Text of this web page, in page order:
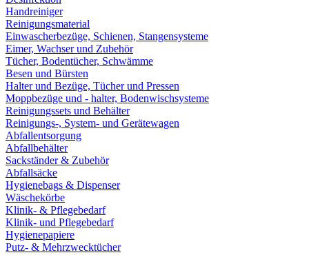
Handreiniger
Reinigungsmaterial
Einwascherbezüge, Schienen, Stangensysteme
Eimer, Wachser und Zubehör
Tücher, Bodentücher, Schwämme
Besen und Bürsten
Halter und Bezüge, Tücher und Pressen
Moppbezüge und - halter, Bodenwischsysteme
Reinigungssets und Behälter
Reinigungs-, System- und Gerätewagen
Abfallentsorgung
Abfallbehälter
Sackständer & Zubehör
Abfallsäcke
Hygienebags & Dispenser
Wäschekörbe
Klinik- & Pflegebedarf
Klinik- und Pflegebedarf
Hygienepapiere
Putz- & Mehrzwecktücher